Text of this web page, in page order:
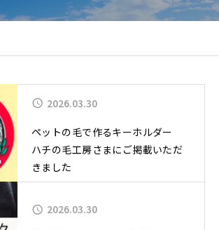
2026.03.30
ペットの毛で作るキーホルダー
ハチの毛工房さまにご掲載いただ
きました
2026.03.30